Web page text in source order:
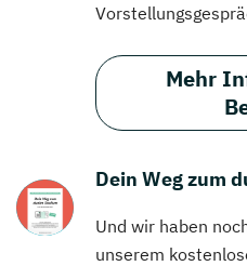
Mehr
Dein Weg zum
Und wir haben
unserem